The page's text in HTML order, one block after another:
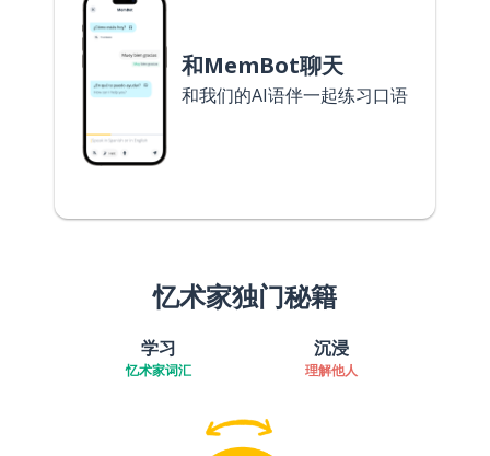
和MemBot聊天
和我们的AI语伴一起练习口语
忆术家独门秘籍
学习
忆术家词汇
沉浸
理解他人